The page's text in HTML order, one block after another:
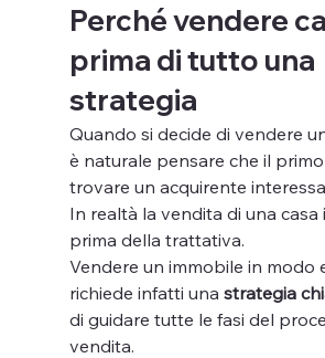
Perché vendere
prima di tutto una
strategia
Quando si decide di vendere
è naturale pensare che il
trovare un acquirente
In realtà la vendita di una casa
prima della trattativa.
Vendere un immobile in modo
richiede infatti una strategia
di guidare tutte le fasi del
vendita.